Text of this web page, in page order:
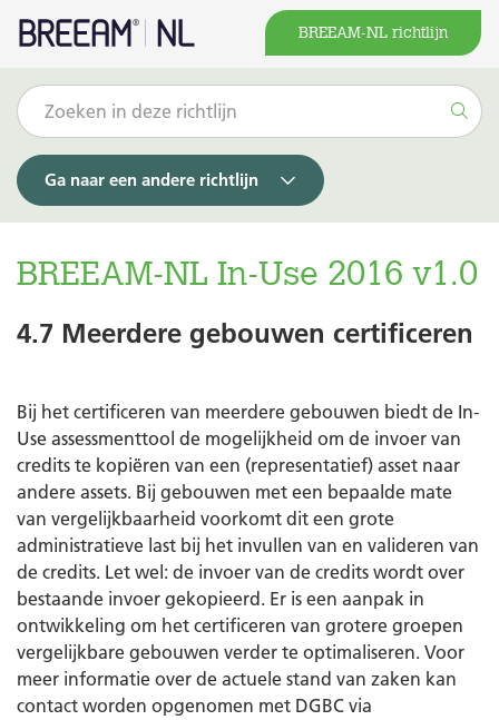
BREEAM-NL richtlijn
Ga naar een andere richtlijn
BREEAM-NL In-Use 2016 v1.0
4.7 Meerdere gebouwen certificeren
Bij het certificeren van meerdere gebouwen biedt de In-
Use assessmenttool de mogelijkheid om de invoer van
credits te kopiëren van een (representatief) asset naar
andere assets. Bij gebouwen met een bepaalde mate
van vergelijkbaarheid voorkomt dit een grote
administratieve last bij het invullen van en valideren van
de credits. Let wel: de invoer van de credits wordt over
bestaande invoer gekopieerd. Er is een aanpak in
ontwikkeling om het certificeren van grotere groepen
vergelijkbare gebouwen verder te optimaliseren. Voor
meer informatie over de actuele stand van zaken kan
contact worden opgenomen met DGBC via